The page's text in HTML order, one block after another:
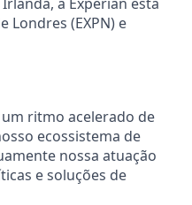
Londres (EXPN) e
um ritmo acelerado de
ecossistema de
nossa atuação
e soluções de